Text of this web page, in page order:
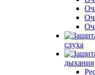
слуха
дыхания